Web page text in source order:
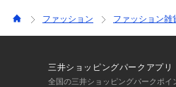
ファッション ファッション雑
三井ショッピングパークアプリ
全国の三井ショッピングパークポ